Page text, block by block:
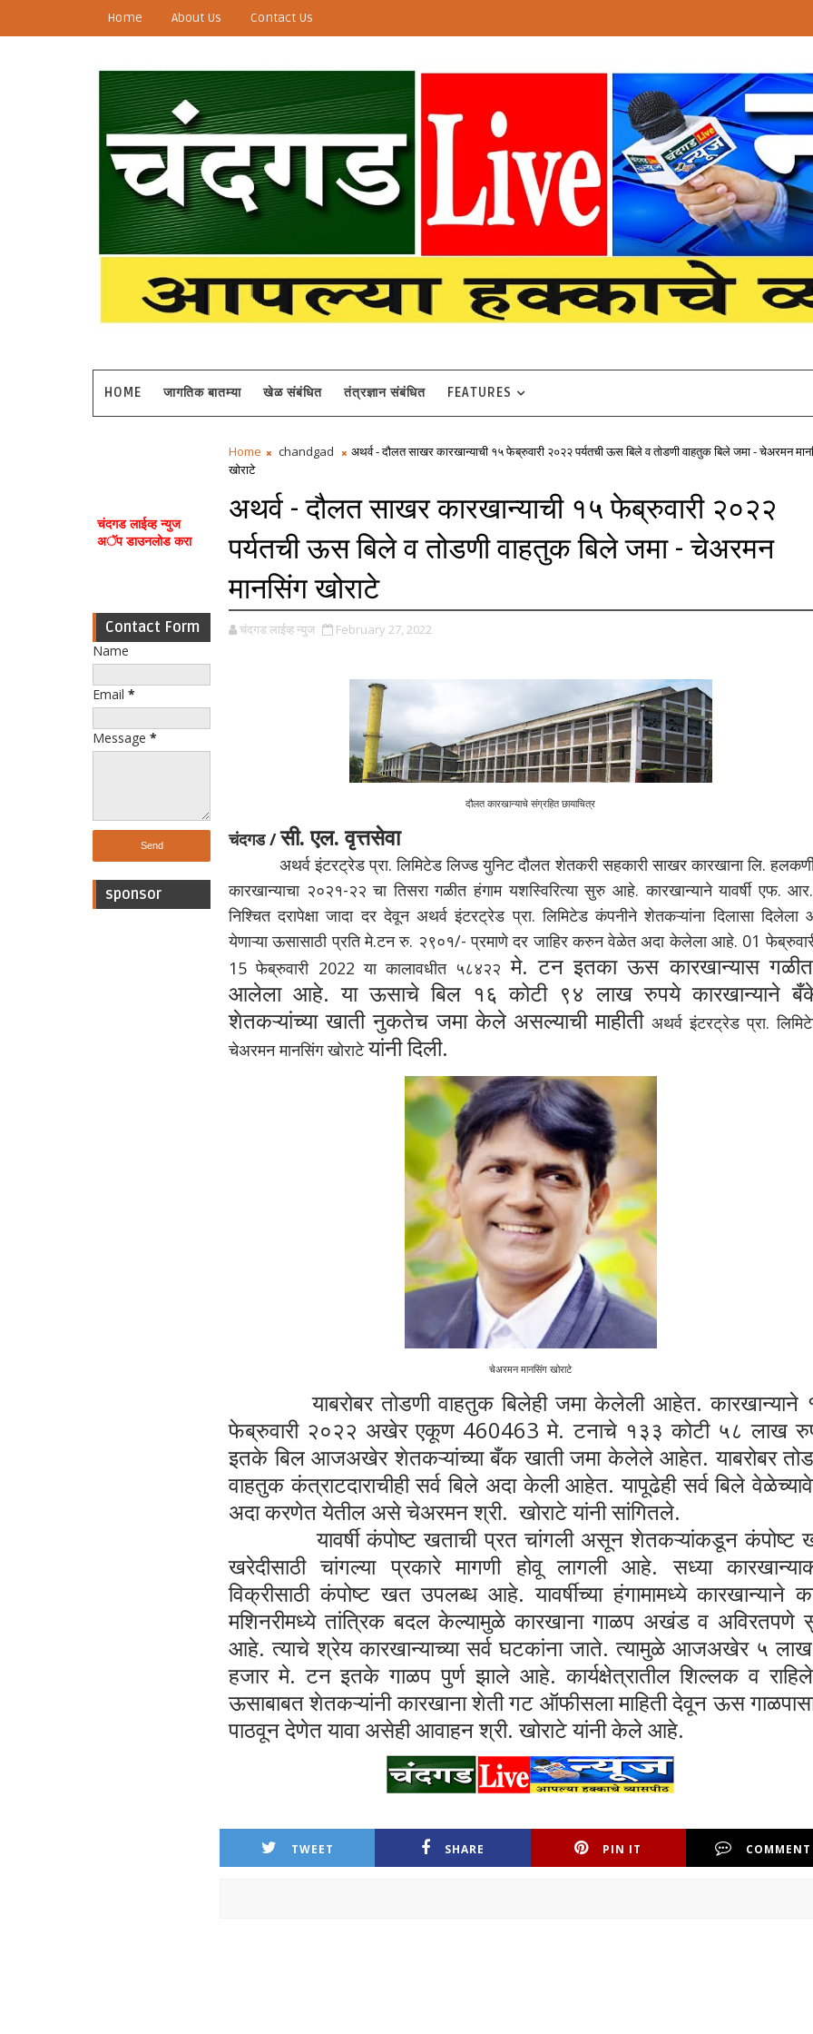
Home About Us Contact Us
HOME जागतिक बातम्या खेळ संबंधित तंत्रज्ञान संबंधित FEATURES
चंदगड लाईव्ह न्युज
अॅप डाउनलोड करा
Contact Form
Name
Email *
Message *
sponsor
Home chandgad
अथर्व - दौलत साखर कारखान्याची १५ फेब्रुवारी २०२२ पर्यतची ऊस बिले व तोडणी वाहतुक बिले जमा - चेअरमन
खोराटे
अथर्व - दौलत साखर कारखान्याची १५ फेब्रुवारी २०२२
पर्यतची ऊस बिले व तोडणी वाहतुक बिले जमा - चेअरमन
मानसिंग खोराटे
चंदगड लाईव्ह न्युज February 27, 2022
दौलत कारखान्याचे संग्रहित छायाचित्र
चंदगड /सी. एल. वृत्तसेवा
अथर्व इंटरट्रेड प्रा. लिमिटेड लिज्ड युनिट दौलत शेतकरी सहकारी साखर कारखाना लि.
कारखान्याचा २०२१-२२ चा तिसरा गळीत हंगाम यशस्विरित्या सुरु आहे. कारखान्याने यावर्षी एफ.
निश्चित दरापेक्षा जादा दर देवून अथर्व इंटरट्रेड प्रा. लिमिटेड कंपनीने शेतकऱ्यांना दिलासा दिलेला
येणाऱ्या ऊसासाठी प्रति मे.टन रु. २९०१/- प्रमाणे दर जाहिर करुन वेळेत अदा केलेला आहे. 01
15 फेब्रुवारी 2022 या कालावधीत ५८४२२मे. टन इतका ऊस कारखान्यास
आलेला आहे. या ऊसाचे बिल १६ कोटी ९४ लाख रुपये कारखान्याने
शेतकऱ्यांच्या खाती नुकतेच जमा केले असल्याची माहीतीअथर्व इंटरट्रेड प्रा.
चेअरमन मानसिंग खोराटेयांनी दिली.
चेअरमन मानसिंग खोराटे
याबरोबर तोडणी वाहतुक बिलेही जमा केलेली आहेत. कारखान्याने
फेब्रुवारी २०२२ अखेर एकूण 460463 मे. टनाचे १३३ कोटी ५८ लाख
इतके बिल आजअखेर शेतकऱ्यांच्या बँक खाती जमा केलेले आहेत. याबरोबर
वाहतुक कंत्राटदाराचीही सर्व बिले अदा केली आहेत. यापूढेही सर्व बिले
अदा करणेत येतील असे चेअरमन श्री.खोराटे यांनी सांगितले.
यावर्षी कंपोष्ट खताची प्रत चांगली असून शेतकऱ्यांकडून कंपोष्ट
खरेदीसाठी चांगल्या प्रकारे मागणी होवू लागली आहे. सध्या
विक्रीसाठी कंपोष्ट खत उपलब्ध आहे. यावर्षीच्या हंगामामध्ये कारखान्याने
मशिनरीमध्ये तांत्रिक बदल केल्यामुळे कारखाना गाळप अखंड व अविरतपणे
आहे. त्याचे श्रेय कारखान्याच्या सर्व घटकांना जाते. त्यामुळे आजअखेर ५
हजार मे. टन इतके गाळप पुर्ण झाले आहे. कार्यक्षेत्रातील शिल्लक व
ऊसाबाबत शेतकऱ्यांनी कारखाना शेती गट ऑफीसला माहिती देवून ऊस
पाठवून देणेत यावा असेही आवाहन श्री. खोराटे यांनी केले आहे.
TWEET SHARE PIN IT COMMENT